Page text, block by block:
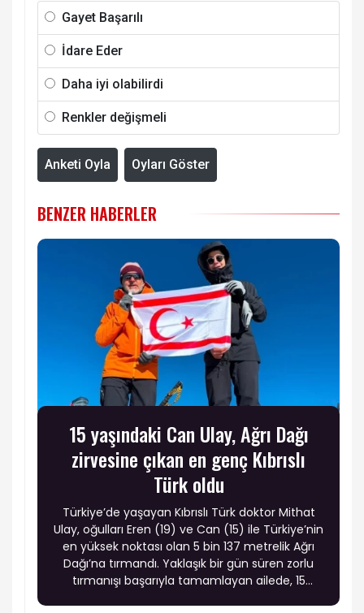
Gayet Başarılı
İdare Eder
Daha iyi olabilirdi
Renkler değişmeli
Anketi Oyla Oyları Göster
BENZER HABERLER
15 yaşındaki Can Ulay, Ağrı Dağı
zirvesine çıkan en genç Kıbrıslı
Türk oldu
Türkiye’de yaşayan Kıbrıslı Türk doktor Mithat
Ulay, oğulları Eren (19) ve Can (15) ile Türkiye’nin
en yüksek noktası olan 5 bin 137 metrelik Ağrı
Dağı’na tırmandı. Yaklaşık bir gün süren zorlu
tırmanışı başarıyla tamamlayan ailede, 15